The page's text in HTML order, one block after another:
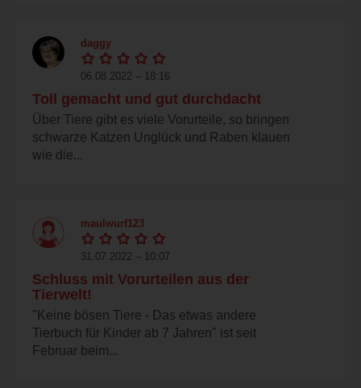
daggy
06.08.2022 – 18:16
Toll gemacht und gut durchdacht
Über Tiere gibt es viele Vorurteile, so bringen
schwarze Katzen Unglück und Raben klauen
wie die...
maulwurf123
31.07.2022 – 10:07
Schluss mit Vorurteilen aus der
Tierwelt!
"Keine bösen Tiere - Das etwas andere
Tierbuch für Kinder ab 7 Jahren" ist seit
Februar beim...